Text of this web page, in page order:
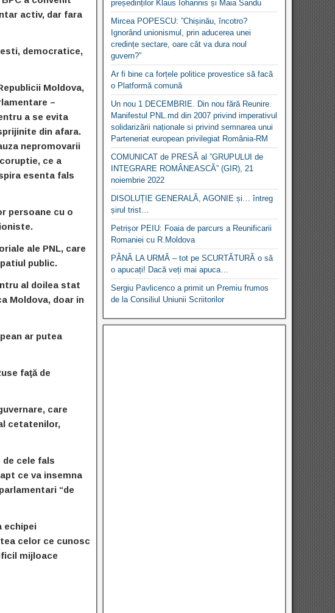
activ, dar fara
democratice,
Moldova,
–
a se evita
din afara.
nepromovarii
ce a
esenta fals
persoane cu o
ale PNL, care
public.
al doilea stat
Moldova, doar in
ar putea
faţă de
care
cetatenilor,
cele fals
ce va insemna
“de
echipei
celor ce cunosc
mijloace
președinților Klaus Iohannis și Maia Sandu
Mircea POPESCU: ”Chișinău, încotro?
Ignorând unionismul, prin aducerea unei
credințe sectare, oare cât va dura noul
guvern?”
Ar fi bine ca forțele politice provestice să facă
o Platformă comună
Un nou 1 DECEMBRIE. Din nou fără Reunire.
Manifestul PNL.md din 2007 privind imperativul
solidarizării naționale si privind semnarea unui
Parteneriat european privilegiat România-RM
COMUNICAT de PRESĂ al ”GRUPULUI de
INTEGRARE ROMÂNEASCĂ” (GIR), 21
noiembrie 2022
DISOLUȚIE GENERALĂ, AGONIE și… întreg
șirul trist…
Petrișor PEIU: Foaia de parcurs a Reunificarii
Romaniei cu R.Moldova
PÂNĂ LA URMĂ – tot pe SCURTĂTURĂ o să
o apucați! Dacă veți mai apuca…
Sergiu Pavlicenco a primit un Premiu frumos
de la Consiliul Uniunii Scriitorilor